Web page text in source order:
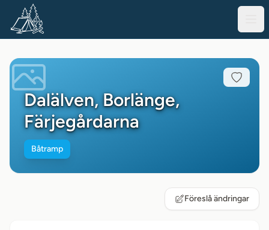
Dalälven, Borlänge,
Färjegårdarna
Båtramp
Föreslå ändringar